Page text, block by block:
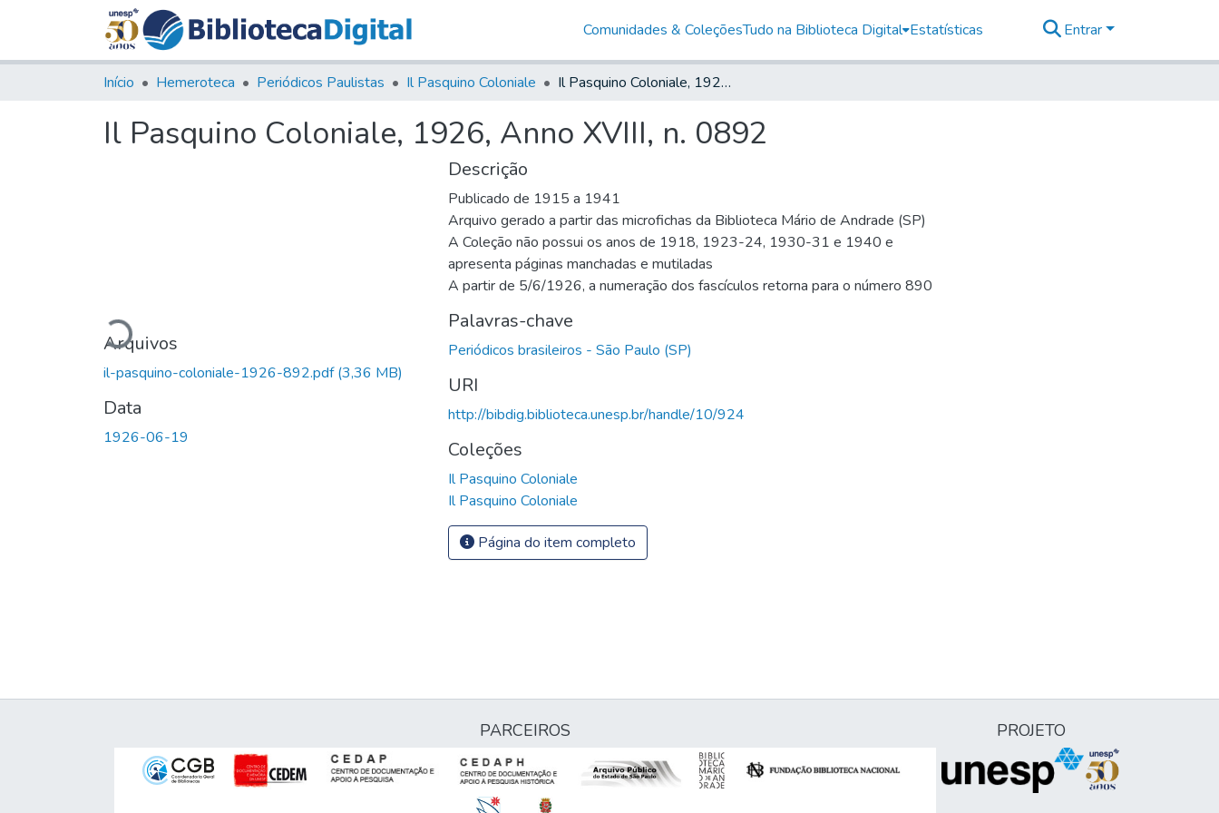
Comunidades & ColeçõesTudo na Biblioteca Digital Estatísticas Entrar
Início Hemeroteca Periódicos Paulistas Il Pasquino Coloniale Il Pasquino Coloniale, 1926, Anno XVIII, n. 0892
Il Pasquino Coloniale, 1926, Anno XVIII, n. 0892
Carregando...
Arquivos
il-pasquino-coloniale-1926-892.pdf(3,36 MB)
Data
1926-06-19
Descrição
Publicado de 1915 a 1941
Arquivo gerado a partir das microfichas da Biblioteca Mário de Andrade (SP)
A Coleção não possui os anos de 1918, 1923-24, 1930-31 e 1940 e
apresenta páginas manchadas e mutiladas
A partir de 5/6/1926, a numeração dos fascículos retorna para o número 890
Palavras-chave
Periódicos brasileiros - São Paulo (SP)
URI
http://bibdig.biblioteca.unesp.br/handle/10/924
Coleções
Il Pasquino Coloniale
Il Pasquino Coloniale
Página do item completo
PARCEIROS PROJETO